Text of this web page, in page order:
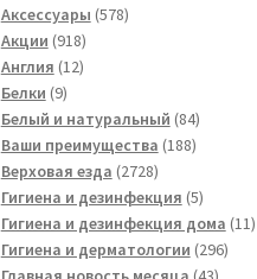
товара
Аксессуары 578578
Акции 918918
товаров
Англия 1212
Белки 99
товаров
Белый и натуральный 8484
товара
Ваши преимущества 188188
Верховая езда 27282728
товаров
Гигиена и дезинфекция 55
товаров
Гигиена и дезинфекция дома 1111
Гигиена и дерматологии 296296
43